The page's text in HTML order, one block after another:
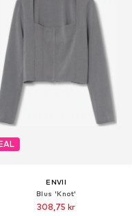
ENVII
Blus 'Knot'
308,75 kr